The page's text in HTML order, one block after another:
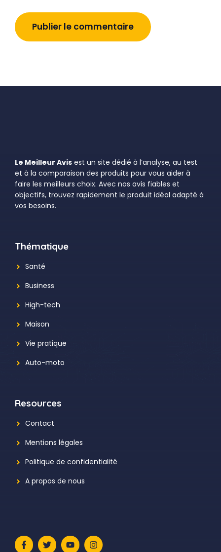
Le Meilleur Avis est un site dédié à l’analyse, au test
et à la comparaison des produits pour vous aider à
faire les meilleurs choix. Avec nos avis fiables et
objectifs, trouvez rapidement le produit idéal adapté à
vos besoins.
Thématique
Santé
Business
High-tech
Maison
Vie pratique
Auto-moto
Resources
Contact
Mentions légales
Politique de confidentialité
A propos de nous